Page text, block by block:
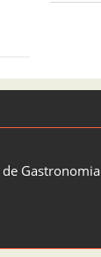
de Gastronomia